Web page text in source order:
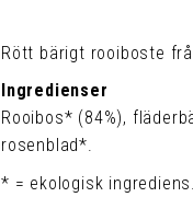
Rött bärigt rooiboste
Ingredienser
Rooibos* (84%),
rosenblad*.
* = ekologisk ingrediens.